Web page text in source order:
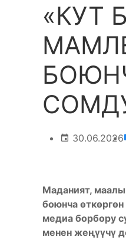
«КУТ
30.06.2026
Маданият,
боюнча
медиа борбору
менен жеңүүчү